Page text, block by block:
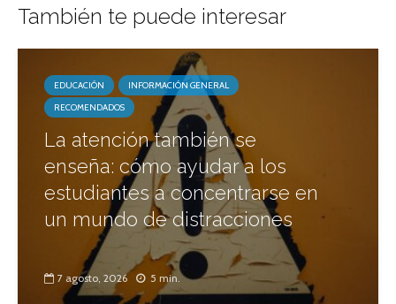
También te puede interesar
EDUCACIÓN
INFORMACIÓN GENERAL
RECOMENDADOS
La atención también se
enseña: cómo ayudar a los
estudiantes a concentrarse en
un mundo de distracciones
7 agosto, 2026 5 min.